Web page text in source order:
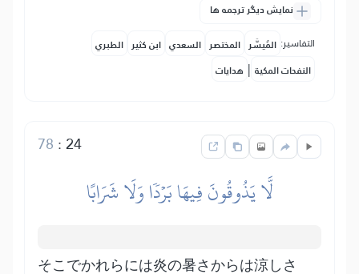
نمایش دیگر ترجمه ها
التفاسير: المُيسَّر المختصر السعدي ابن كثير الطبري
النفحات المكية | هدايات
24
:
78
لَّا يَذُوقُونَ فِيهَا بَرۡدٗا وَلَا شَرَابًا
そこでかれらには炎の暑さからは涼しさ